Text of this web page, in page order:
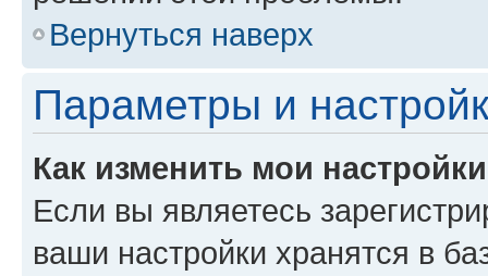
Вернуться наверх
Параметры и
Как изменить мои
Если вы являетесь
ваши настройки хранятся в